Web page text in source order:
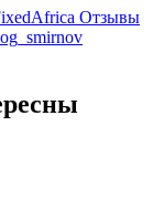
Отзывы